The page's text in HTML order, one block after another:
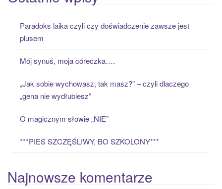
r
Paradoks laika czyli czy doświadczenie zawsze jest
plusem
Mój synuś, moja córeczka….
„Jak sobie wychowasz, tak masz?” – czyli dlaczego
„gena nie wydłubiesz”
O magicznym słowie „NIE”
***PIES SZCZĘŚLIWY, BO SZKOLONY***
Najnowsze komentarze